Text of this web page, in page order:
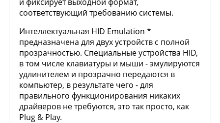
соответствующий требованию системы.
Интеллектуальная HID Emulation *
предназначена для двух устройств с полной
прозрачностью. Специальные устройства HID,
в том числе клавиатуры и мыши - эмулируются
удлинителем и прозрачно передаются в
компьютер, в результате чего - для
правильного функционирования никаких
драйверов не требуются, это так просто, как
Plug & Play.